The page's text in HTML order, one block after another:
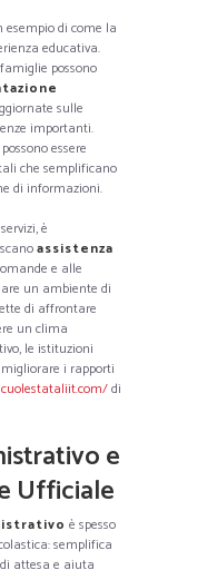
esempio di come la
educativa.
possono
sulle
importanti.
essere
che semplificano
di informazioni.
è
assistenza
e alle
un ambiente di
di affrontare
un clima
le istituzioni
i rapporti
di
e
Ufficiale
è spesso
semplifica
attesa e aiuta